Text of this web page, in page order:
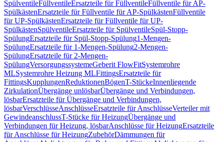
SpülventileFüllventileErsatzteile für FüllventileFüllventile für AP-
SpülkästenErsatzteile für Füllventile für AP-SpülkästenFüllventile
für UP-SpülkästenErsatzteile für Füllventile für UP-
SpülkästenSpülventileErsatzteile für SpülventileSpül-Stopp-
SpülungErsatzteile für Spül-Stopp-Spülung1-Mengen-
SpülungErsatzteile für 1-Mengen-Spülung2-Mengen-
SpülungErsatzteile für 2-Mengen-
SpülungVersorgungssystemeGeberit FlowFitSystemrohre
MLSystemrohre Heizung MLFittingsErsatzteile für
FittingsKupplungenReduktionenBögenT-StückeInnenliegende
ZirkulationÜbergänge unlösbarÜbergänge und Verbindungen,
lösbarErsatzteile für Übergänge und Verbindungen,
lösbarVerschlüsseAnschlüsseErsatzteile für AnschlüsseVerteiler mit
GewindeanschlussT-Stücke für HeizungÜbergänge und
Verbindungen für Heizung, lösbarAnschlüsse für HeizungErsatzteile
für Anschlüsse für HeizungZubehörDämmungen für